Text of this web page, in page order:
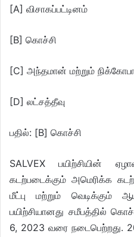
[A] விசாகப்பட்டினம்
[B] கொச்சி
[C] அந்தமான் மற்றும்
[D] லட்சத்தீவு
பதில்: [B] கொச்சி
SALVEX பயிற்சியின்
கடற்படைக்கும் அமெரிக்க
மீட்பு மற்றும் வெடிக்கும்
பயிற்சியானது சமீபத்தில்
6, 2023 வரை நடைபெற்றது.